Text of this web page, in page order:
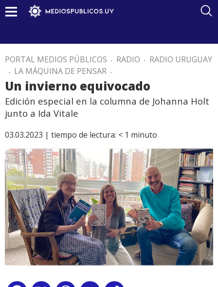
PORTAL MEDIOS PÚBLICOS . RADIO . RADIO URUGUAY
. LA MÁQUINA DE PENSAR .
Un invierno equivocado
Edición especial en la columna de Johanna Holt
junto a Ida Vitale
03.03.2023 | tiempo de lectura: < 1 minuto